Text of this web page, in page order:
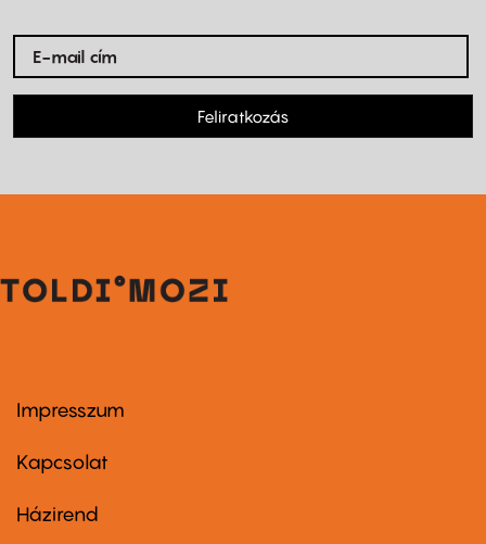
Feliratkozás
Footer
first
Impresszum
Kapcsolat
Footer
Házirend